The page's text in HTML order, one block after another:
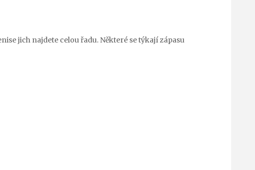
jich najdete celou řadu. Některé se týkají zápasu